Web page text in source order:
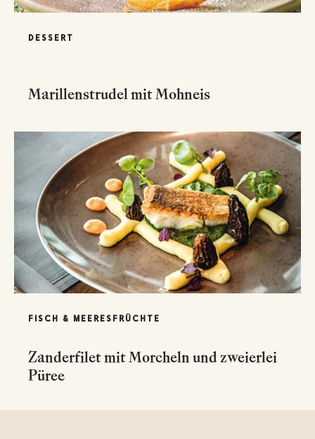
DESSERT
Marillenstrudel mit Mohneis
FISCH & MEERESFRÜCHTE
Zanderfilet mit Morcheln und zweierlei
Püree